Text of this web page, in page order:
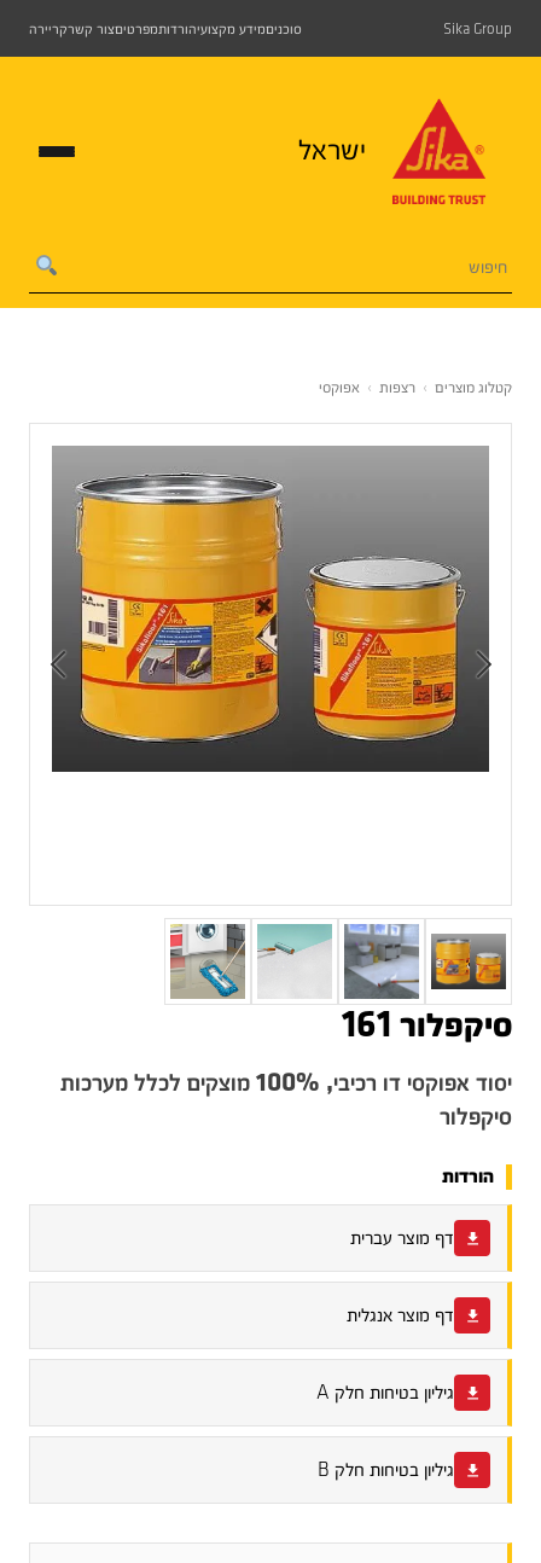
Sika Group סוכניםמידע מקצועיהורדותמפרטיםצור קשרקריירה
ישראל
קטלוג מוצרים › רצפות › אפוקסי
סיקפלור 161
יסוד אפוקסי דו רכיבי, 100% מוצקים לכלל מערכות
סיקפלור
הורדות
דף מוצר עברית
דף מוצר אנגלית
גיליון בטיחות חלק A
גיליון בטיחות חלק B